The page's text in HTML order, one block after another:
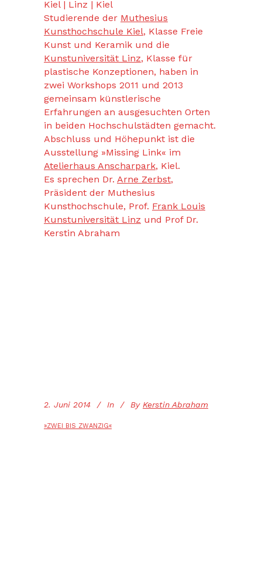
Kiel | Linz | Kiel
Studierende der Muthesius
Kunsthochschule Kiel, Klasse Freie
Kunst und Keramik und die
Kunstuniversität Linz, Klasse für
plastische Konzeptionen, haben in
zwei Workshops 2011 und 2013
gemeinsam künstlerische
Erfahrungen an ausgesuchten Orten
in beiden Hochschulstädten gemacht.
Abschluss und Höhepunkt ist die
Ausstellung »Missing Link« im
Atelierhaus Anscharpark, Kiel.
Es sprechen Dr. Arne Zerbst,
Präsident der Muthesius
Kunsthochschule, Prof. Frank Louis
Kunstuniversität Linz und Prof Dr.
Kerstin Abraham
2. Juni 2014 In By Kerstin Abraham
»ZWEI BIS ZWANZIG«